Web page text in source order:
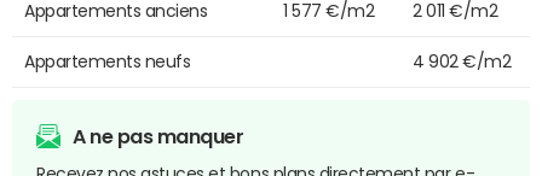
Appartements anciens 1 577 €/m2 2 011 €/m2
Appartements neufs 4 902 €/m2
A ne pas manquer